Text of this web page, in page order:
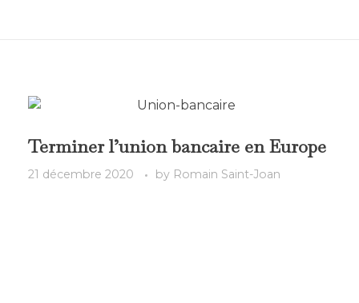
Terminer l’union bancaire en Europe
21 décembre 2020 by Romain Saint-Joan